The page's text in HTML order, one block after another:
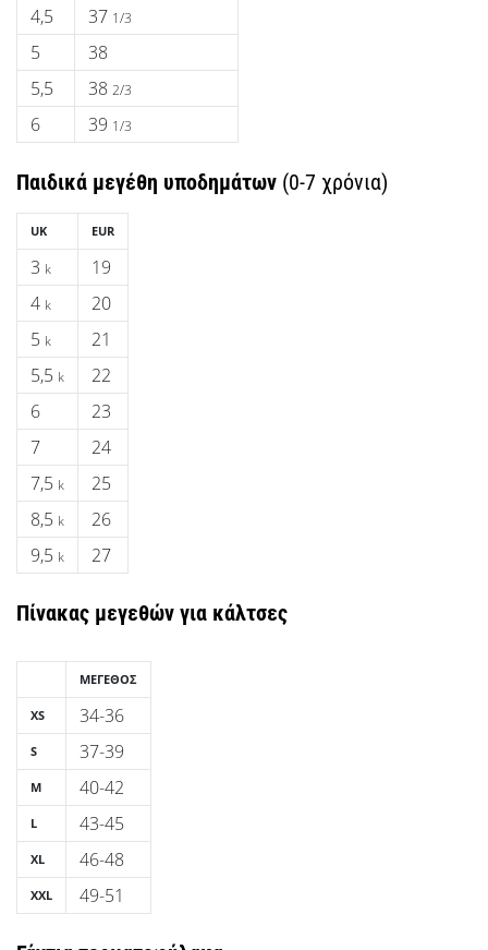
4,5
5
5,5
6
37 1/3
38
38 2/3
39 1/3
Παιδικά μεγέθη υποδημάτων (0-7 χρόνια)
UK
3 k
4 k
5 k
5,5 k
6
7
7,5 k
8,5 k
9,5 k
EUR
19
20
21
22
23
24
25
26
27
Πίνακας μεγεθών για κάλτσες
XS
S
M
L
XL
XXL
ΜΈΓΕΘΟΣ
34-36
37-39
40-42
43-45
46-48
49-51